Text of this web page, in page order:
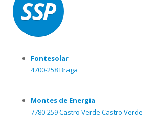
Fontesolar
4700-258 Braga
Montes de Energia
7780-259 Castro Verde Castro Verde